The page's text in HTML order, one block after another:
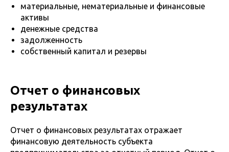
материальные, нематериальные и финансовые
активы
денежные средства
задолженность
собственный капитал и резервы
Отчет о финансовых
результатах
Отчет о финансовых результатах отражает
финансовую деятельность субъекта